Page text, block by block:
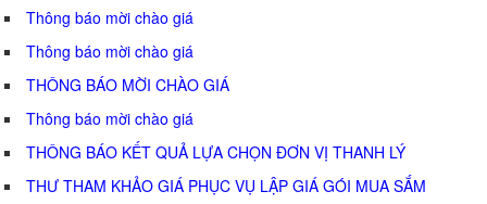
Thông báo mời chào giá
Thông báo mời chào giá
THÔNG BÁO MỜI CHÀO GIÁ
Thông báo mời chào giá
THÔNG BÁO KẾT QUẢ LỰA CHỌN ĐƠN VỊ THANH LÝ
THƯ THAM KHẢO GIÁ PHỤC VỤ LẬP GIÁ GÓI MUA SẮM